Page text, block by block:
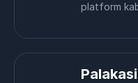
platform